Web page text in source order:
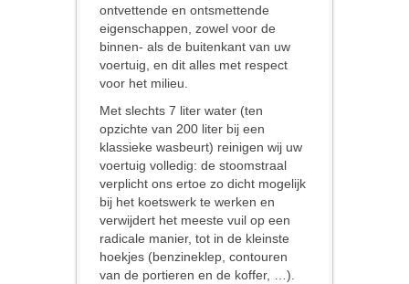
ontvettende en ontsmettende
eigenschappen, zowel voor de
binnen- als de buitenkant van uw
voertuig, en dit alles met respect
voor het milieu.
Met slechts 7 liter water (ten
opzichte van 200 liter bij een
klassieke wasbeurt) reinigen wij uw
voertuig volledig: de stoomstraal
verplicht ons ertoe zo dicht mogelijk
bij het koetswerk te werken en
verwijdert het meeste vuil op een
radicale manier, tot in de kleinste
hoekjes (benzineklep, contouren
van de portieren en de koffer, …).